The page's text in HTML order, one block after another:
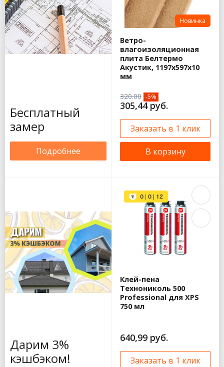
Бесплатный
замер
Подробнее
Новинка
Ветро-
влагоизоляционная
плита Белтермо
Акустик, 1197х597х10
мм
320.00 -5%
305,44 руб.
Заказать в 1 клик
В корзину
Дарим 3%
кэшбэком!
Клей-пена
Технониколь 500
Professional для XPS
750 мл
640,99 руб.
Заказать в 1 клик